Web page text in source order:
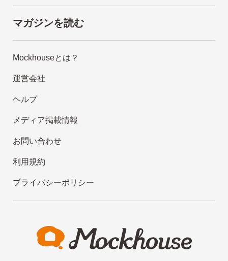
マガジンを読む
Mockhouseとは？
運営会社
ヘルプ
メディア掲載情報
お問い合わせ
利用規約
プライバシーポリシー